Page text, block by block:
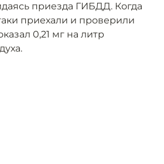
приезда ГИБДД. Когда
приехали и проверили
0,21 мг на литр